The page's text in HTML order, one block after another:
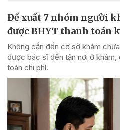
Đề xuất 7 nhóm người
được BHYT thanh toán
Không cần đến cơ sở khám
được bác sĩ đến tận nơi ở khám,
toán chi phí.